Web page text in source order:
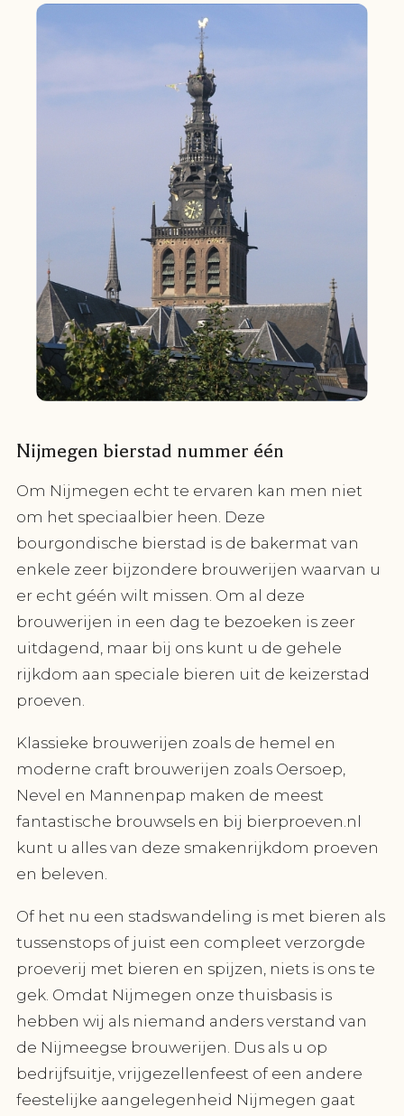
Nijmegen bierstad nummer één
Om Nijmegen echt te ervaren kan men niet
om het speciaalbier heen. Deze
bourgondische bierstad is de bakermat van
enkele zeer bijzondere brouwerijen waarvan u
er echt géén wilt missen. Om al deze
brouwerijen in een dag te bezoeken is zeer
uitdagend, maar bij ons kunt u de gehele
rijkdom aan speciale bieren uit de keizerstad
proeven.
Klassieke brouwerijen zoals de hemel en
moderne craft brouwerijen zoals Oersoep,
Nevel en Mannenpap maken de meest
fantastische brouwsels en bij bierproeven.nl
kunt u alles van deze smakenrijkdom proeven
en beleven.
Of het nu een stadswandeling is met bieren als
tussenstops of juist een compleet verzorgde
proeverij met bieren en spijzen, niets is ons te
gek. Omdat Nijmegen onze thuisbasis is
hebben wij als niemand anders verstand van
de Nijmeegse brouwerijen. Dus als u op
bedrijfsuitje, vrijgezellenfeest of een andere
feestelijke aangelegenheid Nijmegen gaat